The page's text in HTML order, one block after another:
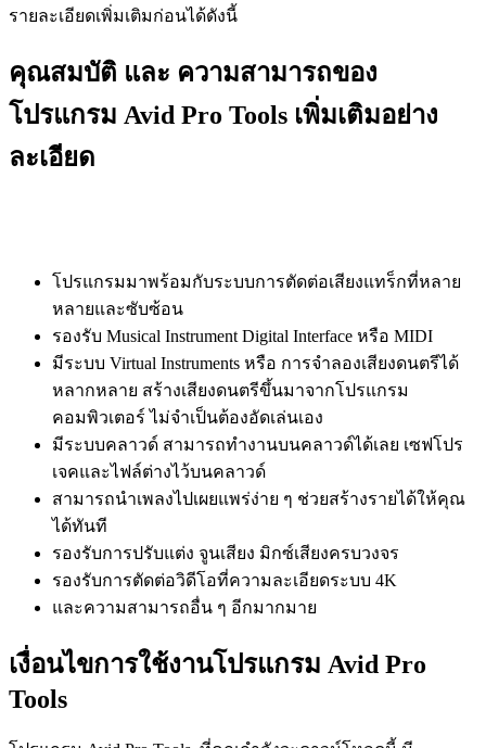
รายละเอียดเพิ่มเติมก่อนได้ดังนี้
คุณสมบัติ และ ความสามารถของ
โปรแกรม Avid Pro Tools เพิ่มเติมอย่าง
ละเอียด
โปรแกรมมาพร้อมกับระบบการตัดต่อเสียงแทร็กที่หลาย
หลายและซับซ้อน
รองรับ Musical Instrument Digital Interface หรือ MIDI
มีระบบ Virtual Instruments หรือ การจำลองเสียงดนตรีได้
หลากหลาย สร้างเสียงดนตรีขึ้นมาจากโปรแกรม
คอมพิวเตอร์ ไม่จำเป็นต้องอัดเล่นเอง
มีระบบคลาวด์ สามารถทำงานบนคลาวด์ได้เลย เซฟโปร
เจคและไฟล์ต่างไว้บนคลาวด์
สามารถนำเพลงไปเผยแพร่ง่าย ๆ ช่วยสร้างรายได้ให้คุณ
ได้ทันที
รองรับการปรับแต่ง จูนเสียง มิกซ์เสียงครบวงจร
รองรับการตัดต่อวิดีโอที่ความละเอียดระบบ 4K
และความสามารถอื่น ๆ อีกมากมาย
เงื่อนไขการใช้งานโปรแกรม Avid Pro
Tools